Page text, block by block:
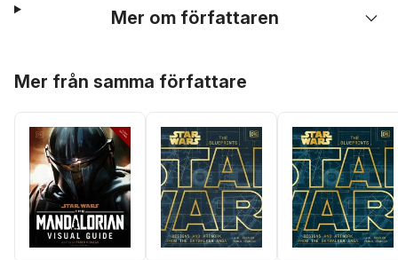
Mer om författaren
Mer från samma författare